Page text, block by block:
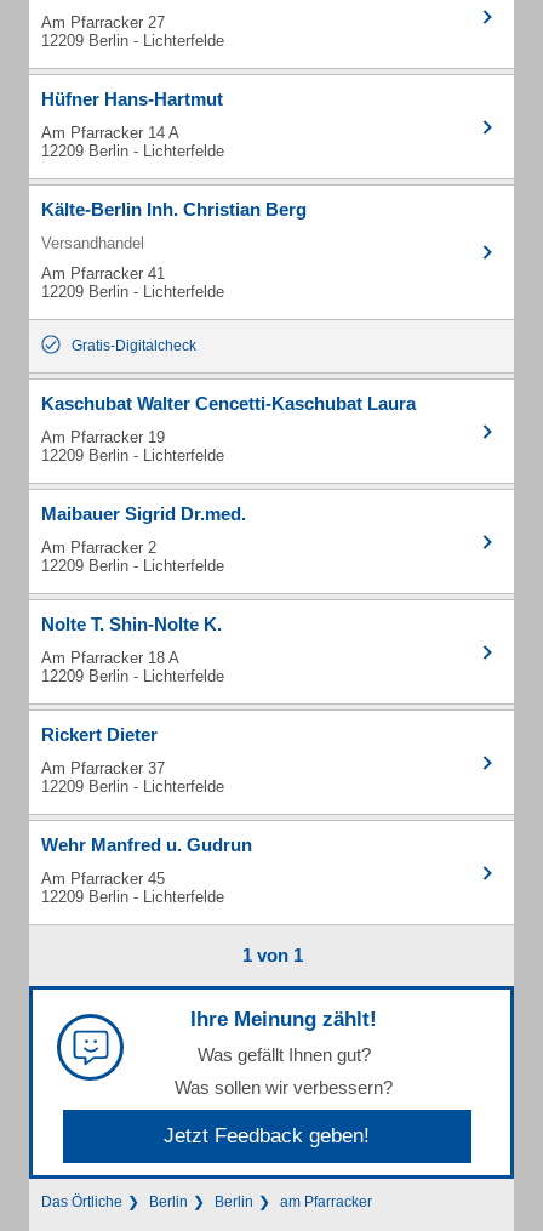
Am Pfarracker 27
12209 Berlin - Lichterfelde
Hüfner Hans-Hartmut
Am Pfarracker 14 A
12209 Berlin - Lichterfelde
Kälte-Berlin Inh. Christian Berg
Versandhandel
Am Pfarracker 41
12209 Berlin - Lichterfelde
Gratis-Digitalcheck
Kaschubat Walter Cencetti-Kaschubat Laura
Am Pfarracker 19
12209 Berlin - Lichterfelde
Maibauer Sigrid Dr.med.
Am Pfarracker 2
12209 Berlin - Lichterfelde
Nolte T. Shin-Nolte K.
Am Pfarracker 18 A
12209 Berlin - Lichterfelde
Rickert Dieter
Am Pfarracker 37
12209 Berlin - Lichterfelde
Wehr Manfred u. Gudrun
Am Pfarracker 45
12209 Berlin - Lichterfelde
1 von 1
Ihre Meinung zählt!
Was gefällt Ihnen gut?
Was sollen wir verbessern?
Jetzt Feedback geben!
Das Örtliche Berlin Berlin am Pfarracker